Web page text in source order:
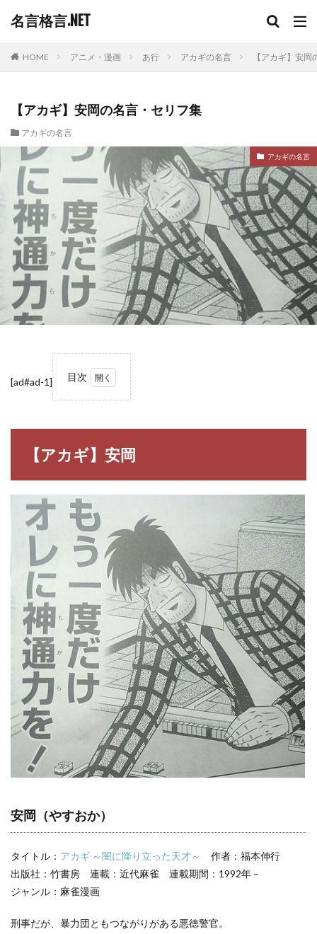
名言格言.NET
HOME アニメ・漫画 あ行 アカギの名言 【アカギ】安
【アカギ】安岡の名言・セリフ集
アカギの名言
アカギの名言
[ad#ad-1] 目次
安岡
安岡
（や
すお
か）
2
ギ】
の名
言・
セリ
フ集
3
アカ
ギ
【アカギ】安岡
安岡（やすおか）
タイトル： アカギ ～闇に降り立った天才～
作者：福本伸行
出版社：竹書房 連載：近代麻雀 連載期間：1992年 –
ジャンル：麻雀漫画
刑事だが、暴力団ともつながりがある悪徳警官。